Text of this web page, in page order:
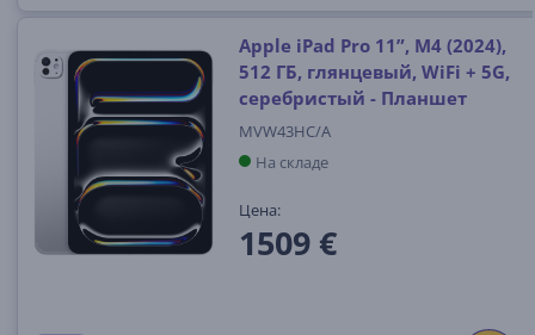
Apple iPad Pro 11”, M4 (2024),
512 ГБ, глянцевый, WiFi + 5G,
серебристый - Планшет
MVW43HC/A
На складе
Цена:
1509 €